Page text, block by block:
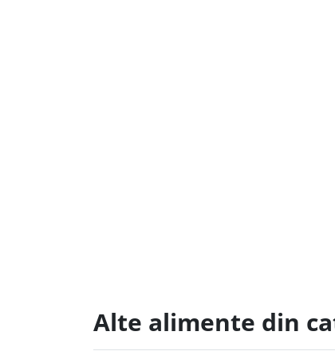
Alte alimente din